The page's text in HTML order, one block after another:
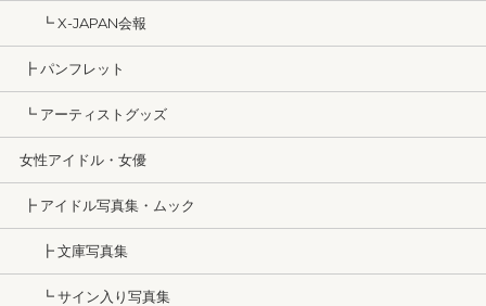
┗ X-JAPAN会報
┣ パンフレット
┗ アーティストグッズ
女性アイドル・女優
┣ アイドル写真集・ムック
┣ 文庫写真集
┗ サイン入り写真集